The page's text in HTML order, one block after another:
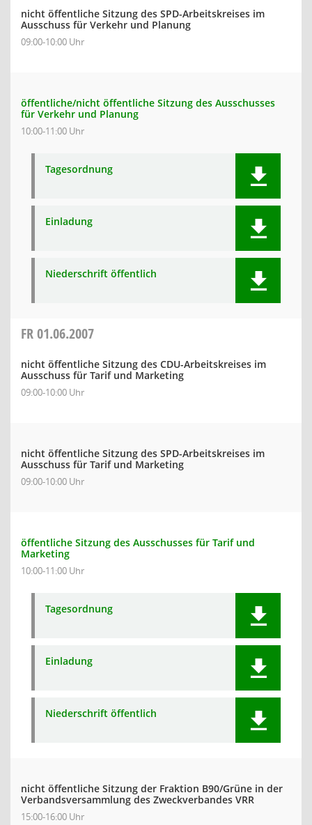
nicht öffentliche Sitzung des SPD-Arbeitskreises im
Ausschuss für Verkehr und Planung
09:00-10:00 Uhr
öffentliche/nicht öffentliche Sitzung des Ausschusses
für Verkehr und Planung
10:00-11:00 Uhr
Tagesordnung
Einladung
Niederschrift öffentlich
FR01.06.2007
nicht öffentliche Sitzung des CDU-Arbeitskreises im
Ausschuss für Tarif und Marketing
09:00-10:00 Uhr
nicht öffentliche Sitzung des SPD-Arbeitskreises im
Ausschuss für Tarif und Marketing
09:00-10:00 Uhr
öffentliche Sitzung des Ausschusses für Tarif und
Marketing
10:00-11:00 Uhr
Tagesordnung
Einladung
Niederschrift öffentlich
nicht öffentliche Sitzung der Fraktion B90/Grüne in der
Verbandsversammlung des Zweckverbandes VRR
15:00-16:00 Uhr